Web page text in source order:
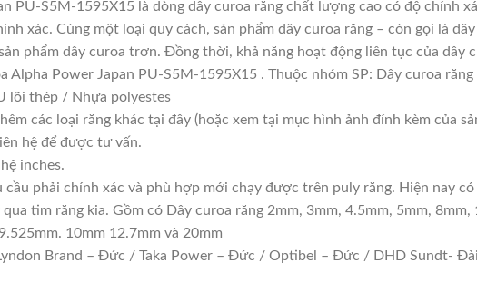
PU-S5M-1595X15 là dòng dây curoa răng chất lượng cao có độ chính
xác. Cùng một loại quy cách, sản phẩm dây curoa răng – còn gọi là
phẩm dây curoa trơn. Đồng thời, khả năng hoạt động liên tục của dây
Alpha Power Japan PU-S5M-1595X15 . Thuộc nhóm SP: Dây curoa
lõi thép / Nhựa polyestes
các loại răng khác tại đây (hoặc xem tại mục hình ảnh đính kèm của
hệ để được tư vấn.
inches.
phải chính xác và phù hợp mới chạy được trên puly răng. Hiện nay
tim răng kia. Gồm có Dây curoa răng 2mm, 3mm, 4.5mm, 5mm,
10mm 12.7mm và 20mm
Brand – Đức / Taka Power – Đức / Optibel – Đức / DHD Sundt-